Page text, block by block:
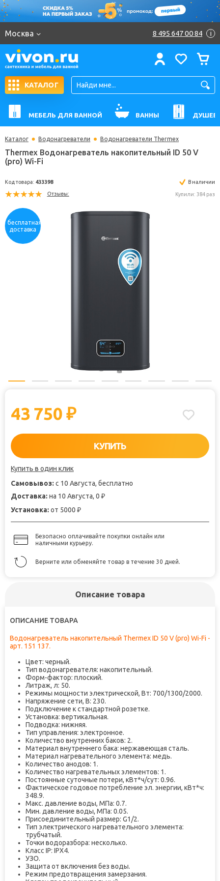
Москва 8 495 647 00 84 i
КАТАЛОГ
МЕБЕЛЬ ДЛЯ ВАННОЙ ВАННЫ
Каталог Водонагреватели Водонагреватели Thermex
бесплатная
доставка
43 750 ₽
КУПИТЬ
Купить в один клик
Самовывоз: с 10 Августа, бесплатно
Доставка: на 10 Августа, 0 ₽
Установка: от 5000 ₽
Безопасно оплачивайте покупки онлайн или
наличными курьеру.
Верните или обменяйте товар в течение 30 дней.
(pro) Wi-Fi
Отзывы:
Описание товара
ОПИСАНИЕ ТОВАРА
Водонагреватель накопительный Thermex ID 50 V (pro) Wi-Fi -
арт. 151 137.
Цвет: черный.
Тип водонагревателя: накопительный.
Форм-фактор: плоский.
Литраж, л: 50.
Режимы мощности электрической, Вт: 700/1300/2000.
Напряжение сети, В: 230.
Подключение к стандартной розетке.
Установка: вертикальная.
Подводка: нижняя.
Тип управления: электронное.
Количество внутренних баков: 2.
Материал внутреннего бака: нержавеющая сталь.
Материал нагревательного элемента: медь.
Количество анодов: 1.
Количество нагревательных элементов: 1.
Постоянные суточные потери, кВт*ч/сут: 0.96.
Фактическое годовое потребление эл. энергии, кВт*ч:
348.9.
Макс. давление воды, МПа: 0.7.
Мин. давление воды, МПа: 0.05.
Присоединительный размер: G1/2.
Тип электрического нагревательного элемента:
трубчатый.
Точки водоразбора: несколько.
Класс IP: IPX4.
УЗО.
Защита от включения без воды.
Режим предотвращения замерзания.